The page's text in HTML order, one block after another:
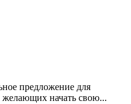
предложение для
начать свою...